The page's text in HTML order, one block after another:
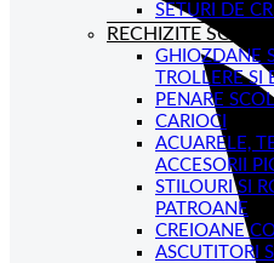
SETURI DE
RECHIZITE
GHIOZDANE
TROLLERE SI
PENARE
CARIOCI
ACUARELE,
ACCESORII
STILOURI SI
PATROANE
CREIOANE
ASCUTITORI